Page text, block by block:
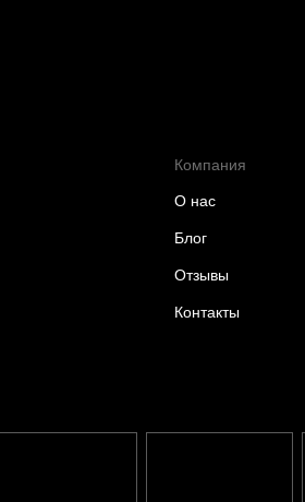
Компания
О нас
Блог
Отзывы
Контакты